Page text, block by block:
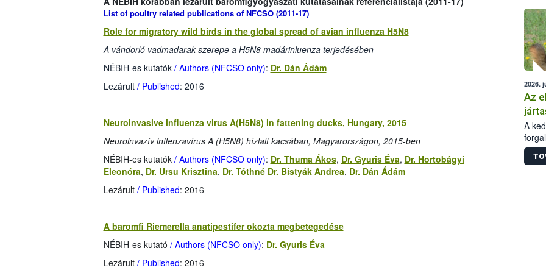
List of poultry related publications of NFCSO (2011-17)
Role for migratory wild birds in the global spread of avian influenza H5N8
A vándorló vadmadarak szerepe a H5N8 madárinluenza terjedésében
NÉBIH-es kutatók/ Authors (NFCSO only): Dr. Dán Ádám
Lezárult/ Published: 2016
Neuroinvasive influenza virus A(H5N8) in fattening ducks, Hungary, 2015
Neuroinvazív inflenzavírus A (H5N8) hízlalt kacsában, Magyarországon, 2015-ben
NÉBIH-es kutatók/ Authors (NFCSO only): Dr. Thuma Ákos, Dr. Gyuris Éva, Dr. Hortobágyi
Eleonóra, Dr. Ursu Krisztina, Dr. Tóthné Dr. Bistyák Andrea, Dr. Dán Ádám
Lezárult/ Published: 2016
A baromfi Riemerella anatipestifer okozta megbetegedése
NÉBIH-es kutató / Authors (NFCSO only): Dr. Gyuris Éva
Lezárult/ Published: 2016
2026.
Az
A